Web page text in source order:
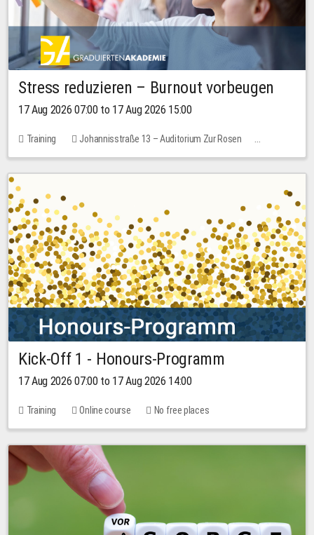
Stress reduzieren – Burnout vorbeugen
17 Aug 2026 07:00 to 17 Aug 2026 15:00
Training
Johannisstraße 13 – Auditorium Zur Rosen
1 place
10.00 EUR
Kick-Off 1 - Honours-Programm
17 Aug 2026 07:00 to 17 Aug 2026 14:00
Training Online course No free places